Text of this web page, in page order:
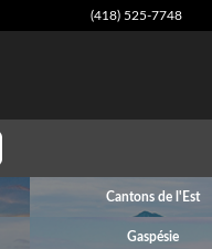
(418) 525-7748
Cantons de l'Est
Gaspésie